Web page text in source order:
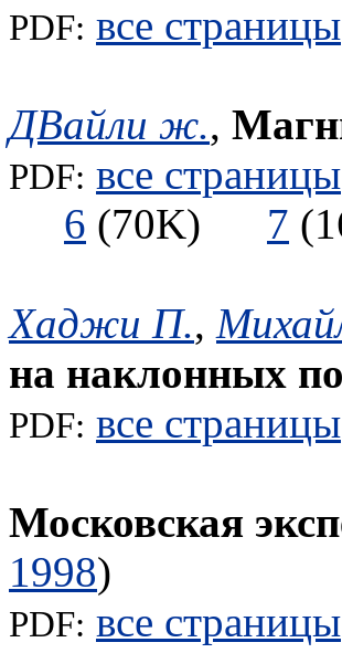
PDF: все страницы
ДВайли ж.,
PDF: все страницы
6 (70K) 7
Хаджи П.,
на наклонных
PDF: все страницы
Московская
1998)
PDF: все страницы